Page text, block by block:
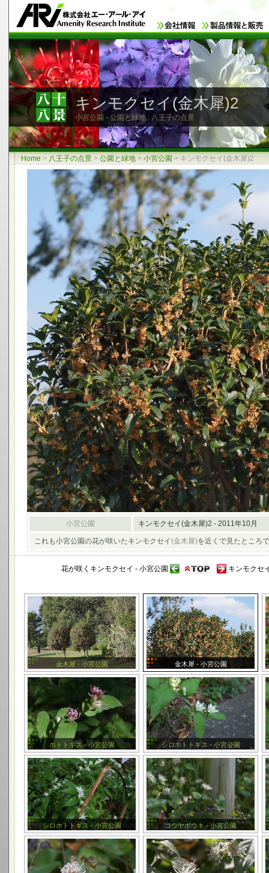
キンモクセイ(金木犀)2
小宮公園 - 公園と緑地 : 八王子の点景
Home > 八王子の点景 > 公園と緑地 > 小宮公園 > キンモクセイ(金木犀)2
小宮公園 キンモクセイ(金木犀)2 - 2011年10月
これも小宮公園の花が咲いたキンモクセイ(金木犀)を近くで見たところ
花が咲くキンモクセイ - 小宮公園 キンモクセ
金木犀 - 小宮公園 金木犀 - 小宮公園
ホトトギス - 小宮公園 シロホトトギス - 小宮公園
シロホトトギス - 小宮公園 コウヤボウキ - 小宮公園